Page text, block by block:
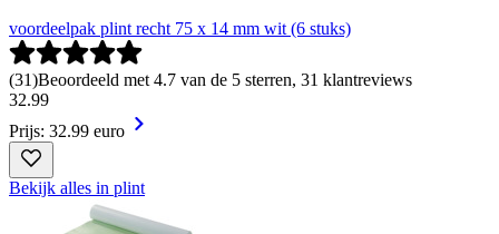
voordeelpak plint recht 75 x 14 mm wit (6 stuks)
(31)Beoordeeld met 4.7 van de 5 sterren, 31 klantreviews
32.99
Prijs: 32.99 euro
Bekijk alles in plint